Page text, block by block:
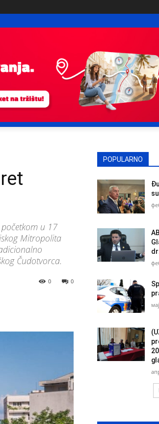
u 17
Mitropolita
Čudotvorca.
0
0
POPULARNO